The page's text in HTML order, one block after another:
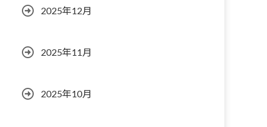
2025年12月
2025年11月
2025年10月